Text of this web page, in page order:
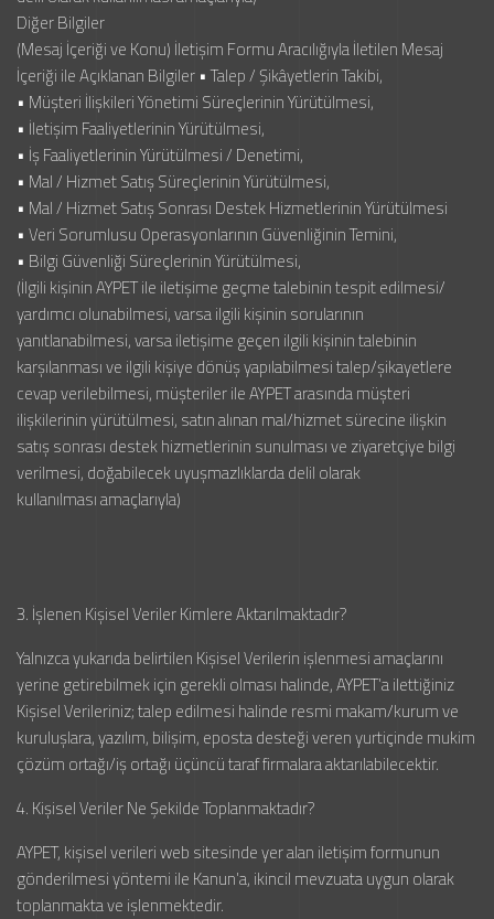
Diğer Bilgiler
(Mesaj İçeriği ve Konu) İletişim Formu Aracılığıyla İletilen Mesaj
İçeriği ile Açıklanan Bilgiler • Talep / Şikâyetlerin Takibi,
• Müşteri İlişkileri Yönetimi Süreçlerinin Yürütülmesi,
• İletişim Faaliyetlerinin Yürütülmesi,
• İş Faaliyetlerinin Yürütülmesi / Denetimi,
• Mal / Hizmet Satış Süreçlerinin Yürütülmesi,
• Mal / Hizmet Satış Sonrası Destek Hizmetlerinin Yürütülmesi
• Veri Sorumlusu Operasyonlarının Güvenliğinin Temini,
• Bilgi Güvenliği Süreçlerinin Yürütülmesi,
(İlgili kişinin AYPET ile iletişime geçme talebinin tespit edilmesi/
yardımcı olunabilmesi, varsa ilgili kişinin sorularının
yanıtlanabilmesi, varsa iletişime geçen ilgili kişinin talebinin
karşılanması ve ilgili kişiye dönüş yapılabilmesi talep/şikayetlere
cevap verilebilmesi, müşteriler ile AYPET arasında müşteri
ilişkilerinin yürütülmesi, satın alınan mal/hizmet sürecine ilişkin
satış sonrası destek hizmetlerinin sunulması ve ziyaretçiye bilgi
verilmesi, doğabilecek uyuşmazlıklarda delil olarak
kullanılması amaçlarıyla)
3. İşlenen Kişisel Veriler Kimlere Aktarılmaktadır?
Yalnızca yukarıda belirtilen Kişisel Verilerin işlenmesi amaçlarını
yerine getirebilmek için gerekli olması halinde, AYPET’a ilettiğiniz
Kişisel Verileriniz; talep edilmesi halinde resmi makam/kurum ve
kuruluşlara, yazılım, bilişim, eposta desteği veren yurtiçinde mukim
çözüm ortağı/iş ortağı üçüncü taraf firmalara aktarılabilecektir.
4. Kişisel Veriler Ne Şekilde Toplanmaktadır?
AYPET, kişisel verileri web sitesinde yer alan iletişim formunun
gönderilmesi yöntemi ile Kanun’a, ikincil mevzuata uygun olarak
toplanmakta ve işlenmektedir.